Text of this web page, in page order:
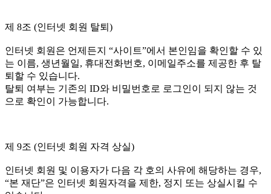
제 8조 (인터넷 회원 탈퇴)
인터넷 회원은 언제든지 “사이트”에서 본인임을 확인할 수 있
는 이름, 생년월일, 휴대전화번호, 이메일주소를 제공한 후 탈
퇴할 수 있습니다.
탈퇴 여부는 기존의 ID와 비밀번호로 로그인이 되지 않는 것
으로 확인이 가능합니다.
제 9조 (인터넷 회원 자격 상실)
인터넷 회원 및 이용자가 다음 각 호의 사유에 해당하는 경우,
“본 재단”은 인터넷 회원자격을 제한, 정지 또는 상실시킬 수